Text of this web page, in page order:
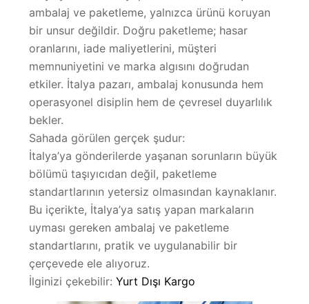
Hakkımızda
ambalaj ve paketleme, yalnızca ürünü koruyan
bir unsur değildir. Doğru paketleme; hasar
oranlarını, iade maliyetlerini, müşteri
memnuniyetini ve marka algısını doğrudan
etkiler. İtalya pazarı, ambalaj konusunda hem
operasyonel disiplin hem de çevresel duyarlılık
bekler.
Sahada görülen gerçek şudur:
İtalya’ya gönderilerde yaşanan sorunların büyük
bölümü taşıyıcıdan değil, paketleme
standartlarının yetersiz olmasından kaynaklanır.
Bu içerikte, İtalya’ya satış yapan markaların
uyması gereken ambalaj ve paketleme
standartlarını, pratik ve uygulanabilir bir
çerçevede ele alıyoruz.
İlginizi çekebilir: Yurt Dışı Kargo